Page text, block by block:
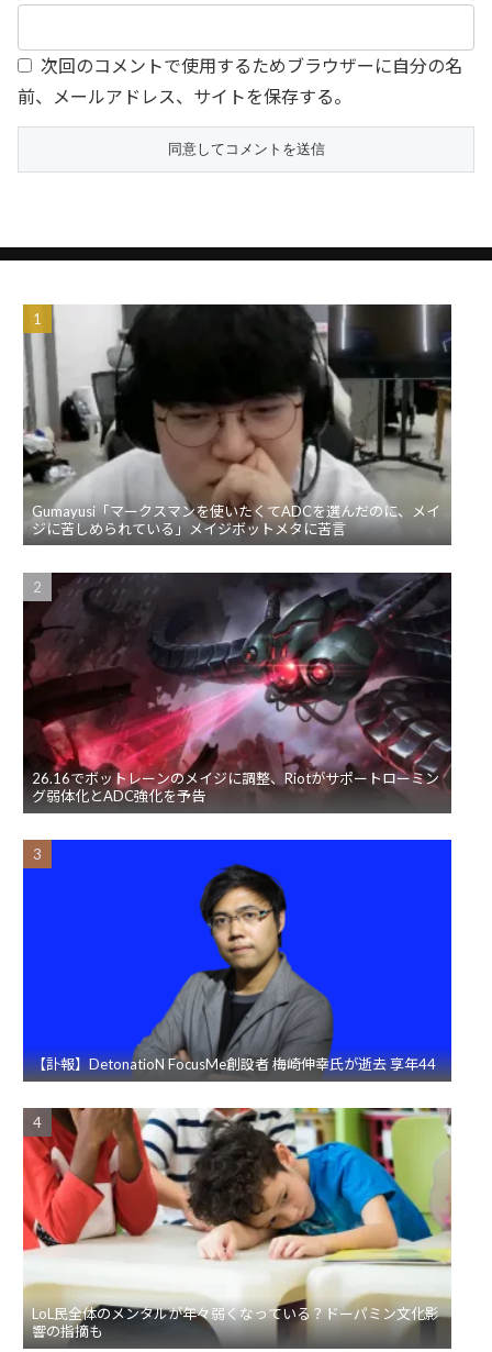
次回のコメントで使用するためブラウザーに自分の名
前、メールアドレス、サイトを保存する。
Gumayusi「マークスマンを使いたくてADCを選んだのに、メイ
ジに苦しめられている」メイジボットメタに苦言
26.16でボットレーンのメイジに調整、Riotがサポートローミン
グ弱体化とADC強化を予告
【訃報】DetonatioN FocusMe創設者 梅崎伸幸氏が逝去 享年44
LoL民全体のメンタルが年々弱くなっている？ドーパミン文化影
響の指摘も